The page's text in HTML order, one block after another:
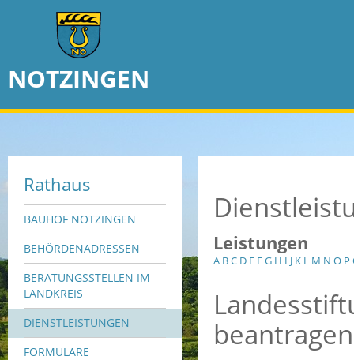
NOTZINGEN
Rathaus
BAUHOF NOTZINGEN
BEHÖRDENADRESSEN
BERATUNGSSTELLEN IM
LANDKREIS
DIENSTLEISTUNGEN
FORMULARE
Leistungen
A BC D E FG H I J K L M N O P
beantragen